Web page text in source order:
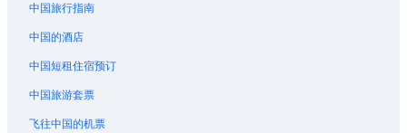
中国旅行指南
中国的酒店
中国短租住宿预订
中国旅游套票
飞往中国的机票